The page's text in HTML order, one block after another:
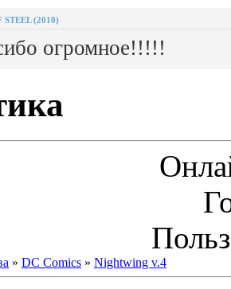
STEEL (2010)
огромное!!!!!
» DC Comics » Nightwing v.4